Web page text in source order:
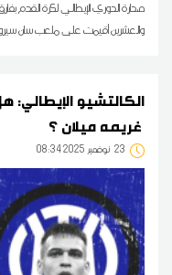
صدارة الدوري الإيطالي لكرة القدم
والعشرين أقيمت على ملعب سان
الكالتشيو الإيطالي:
23 08:34 2025 نوفمبر